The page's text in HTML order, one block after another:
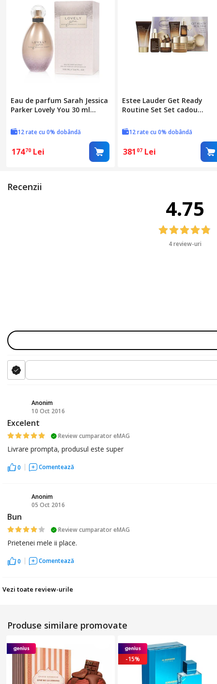
Eau de parfum Sarah Jessica
Parker Lovely You 30 ml
12 rate cu 0% dobândă
17470 Lei
Estee Lauder Get Ready
Routine Set Set cadou
12 rate cu 0% dobândă
381 07 Lei
Recenzii
4.75
4 review-uri
Anonim
10 Oct 2016
Excelent
Review cumparator eMAG
Livrare prompta, produsul este super
0 Comentează
Anonim
05 Oct 2016
Bun
Review cumparator eMAG
Prietenei mele ii place.
0 Comentează
Vezi toate review-urile
Produse similare promovate
-15%